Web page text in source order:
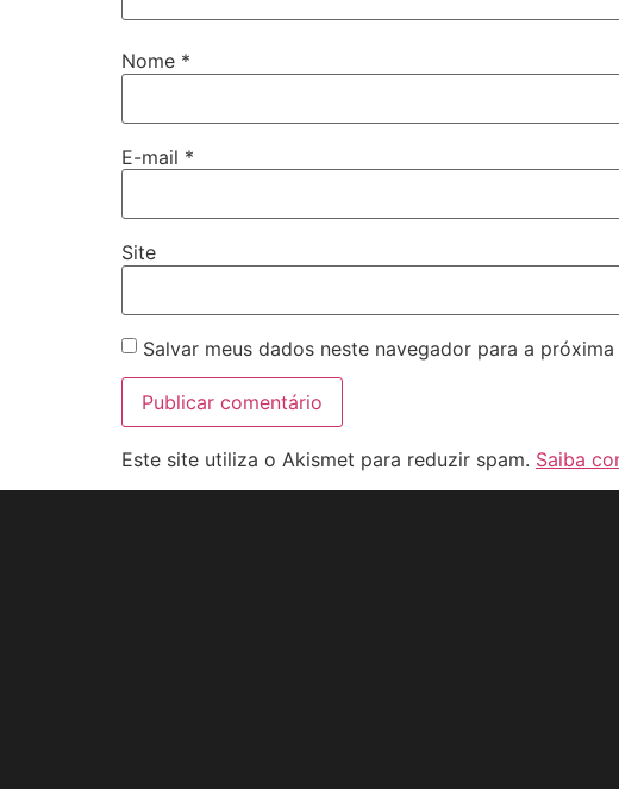
Nome *
E-mail *
Site
Salvar meus dados neste navegador para a
Este site utiliza o Akismet para reduzir spam. Saiba